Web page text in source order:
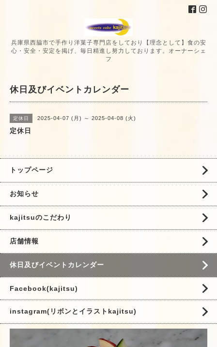
兵庫県西脇市で手作り洋菓子専門店をしており【理念として】食の安
心・安全・安定を掲げ、毎日精進し努力しております。オーナーシェ
フ
休日及びイベントカレンダー
定休日 2025-04-07 (月) ～ 2025-04-08 (火)
定休日
トップページ
お知らせ
kajitsuのこだわり
店舗情報
休日及びイベントカレンダー
Facebook(kajitsu)
instagram(リボンとイラストkajitsu)